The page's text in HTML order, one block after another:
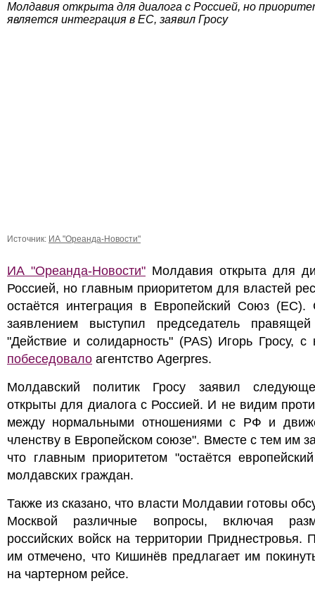
Молдавия открыта для диалога с Россией, но
является интеграция в ЕС, заявил Гросу
Источник: ИА "Ореанда-Новости"
ИА "Ореанда-Новости" Молдавия открыта для
Россией, но главным приоритетом для властей
остаётся интеграция в Европейский Союз (ЕС).
заявлением выступил председатель
"Действие и солидарность" (PAS) Игорь Гросу, с
побеседовало агентство Agerpres.
Молдавский политик Гросу заявил
открыты для диалога с Россией. И не видим
между нормальными отношениями с РФ и
членству в Европейском союзе". Вместе с тем им
что главным приоритетом "остаётся
молдавских граждан.
Также из сказано, что власти Молдавии готовы
Москвой различные вопросы, включая
российских войск на территории Приднестровья.
им отмечено, что Кишинёв предлагает им
на чартерном рейсе.